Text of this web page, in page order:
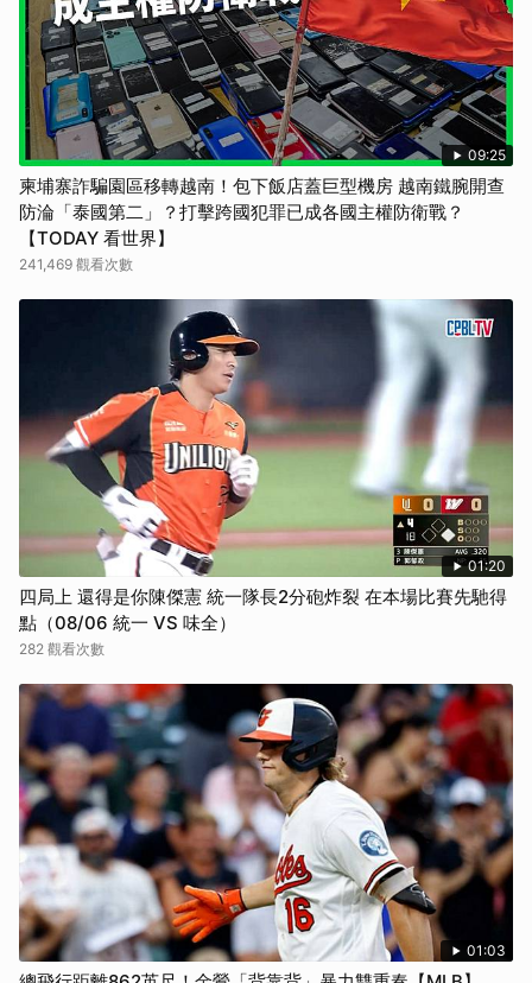
09:25
柬埔寨詐騙園區移轉越南！包下飯店蓋巨型機房 越南鐵腕開查
防淪「泰國第二」？打擊跨國犯罪已成各國主權防衛戰？
【TODAY 看世界】
241,469 觀看次數
01:20
四局上 還得是你陳傑憲 統一隊長2分砲炸裂 在本場比賽先馳得
點（08/06 統一 VS 味全）
282 觀看次數
01:03